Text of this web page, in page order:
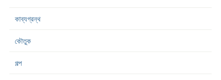
কাব্যগ্রন্থ
কৌতুক
গল্প